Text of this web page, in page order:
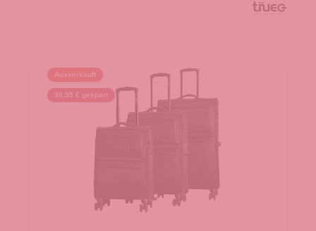
Ausverkauft
30,95 € gespart